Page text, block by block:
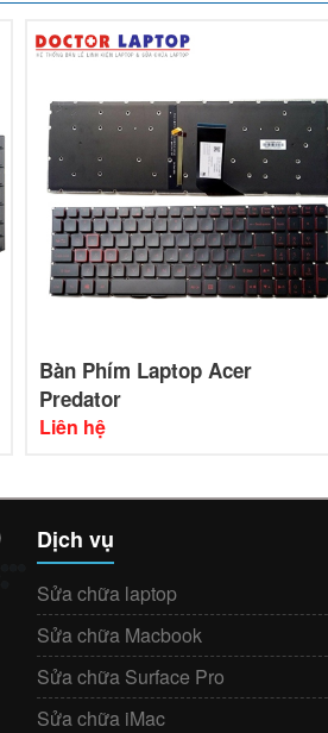
Bàn Phím Laptop Acer
Predator
Liên hệ
Dịch vụ
Sửa chữa laptop
Sửa chữa Macbook
Sửa chữa Surface Pro
Sửa chữa iMac